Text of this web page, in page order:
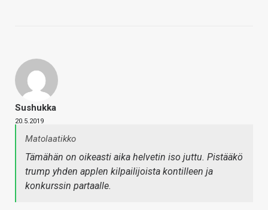
Sushukka
20.5.2019
Matolaatikko
Tämähän on oikeasti aika helvetin iso juttu. Pistääkö
trump yhden applen kilpailijoista kontilleen ja
konkurssin partaalle.